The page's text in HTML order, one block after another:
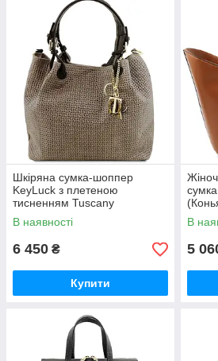
Шкіряна сумка-шоппер
KeyLuck з плетеною
тисненням Tuscany
TL141573
В наявності
6 450 ₴
Купити
В
5